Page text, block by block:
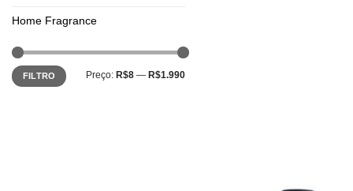
Home Fragrance
FILTRO Preço: R$8 — R$1.990